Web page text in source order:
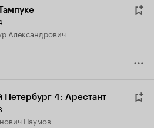
Александрович
Петербург 4: Арестант
Наумов